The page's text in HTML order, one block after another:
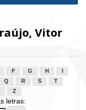
Vitor
F G H
Q R S
T
Z
letras: